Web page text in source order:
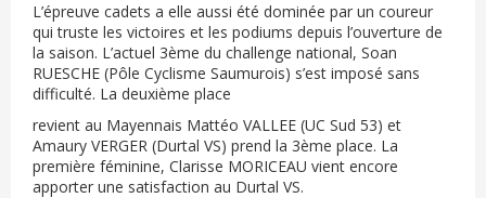
L’épreuve cadets a elle aussi été dominée par un coureur
qui truste les victoires et les podiums depuis l’ouverture de
la saison. L’actuel 3ème du challenge national, Soan
RUESCHE (Pôle Cyclisme Saumurois) s’est imposé sans
difficulté. La deuxième place
revient au Mayennais Mattéo VALLEE (UC Sud 53) et
Amaury VERGER (Durtal VS) prend la 3ème place. La
première féminine, Clarisse MORICEAU vient encore
apporter une satisfaction au Durtal VS.